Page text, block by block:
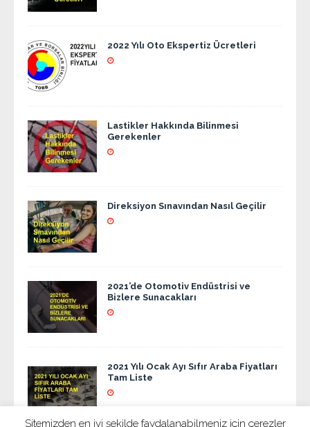
2022 Yılı Oto Ekspertiz Ücretleri
Lastikler Hakkında Bilinmesi
Gerekenler
Direksiyon Sınavından Nasıl Geçilir
2021’de Otomotiv Endüstrisi ve
Bizlere Sunacakları
2021 Yılı Ocak Ayı Sıfır Araba Fiyatları
Tam Liste
Sitemizden en iyi şekilde faydalanabilmeniz için çerezler